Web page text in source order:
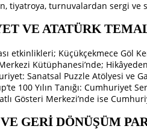
tiyatroya, turnuvalardan sergi ve
VE ATATÜRK
etkinlikleri; Küçükçekmece Göl
Kütüphanesi’nde;
Sanatsal Puzzle Atölyesi ve
100 Yılın Tanığı: Cumhuriyet
Gösteri Merkezi’nde ise
GERİ DÖNÜŞÜM